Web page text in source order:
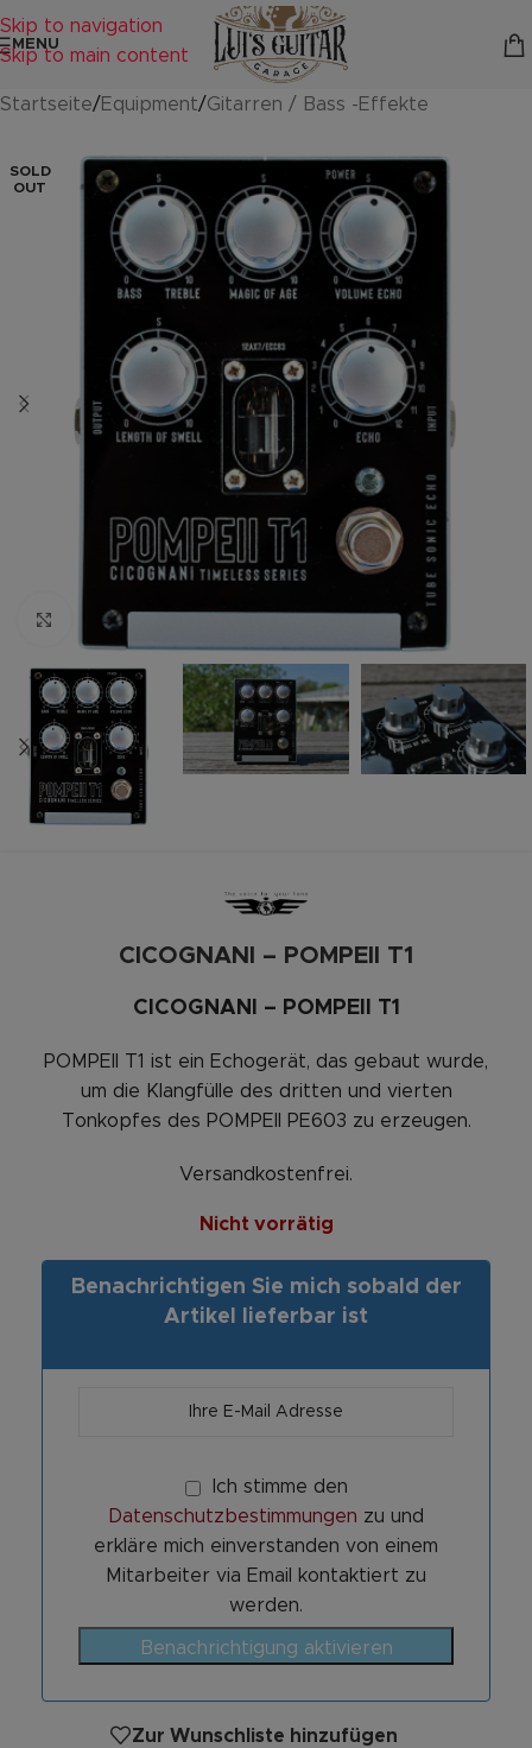
Skip to navigation
Skip to main content
MENU
Startseite/Equipment/Gitarren / Bass -Effekte
SOLD
OUT
Zum vergrößern anklicken
CICOGNANI – POMPEII T1
CICOGNANI – POMPEII T1
POMPEII T1 ist ein Echogerät, das gebaut wurde,
um die Klangfülle des dritten und vierten
Tonkopfes des POMPEII PE603 zu erzeugen.
Versandkostenfrei.
Nicht vorrätig
Benachrichtigen Sie mich sobald der
Artikel lieferbar ist
Ich stimme den
Datenschutzbestimmungen zu und
erkläre mich einverstanden von einem
Mitarbeiter via Email kontaktiert zu
werden.
Benachrichtigung aktivieren
Zur Wunschliste hinzufügen